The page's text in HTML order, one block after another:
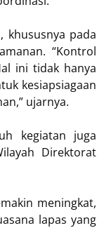
khususnya pada
“Kontrol
ini tidak hanya
kesiapsiagaan
ujarnya.
kegiatan juga
Direktorat
meningkat,
lapas yang